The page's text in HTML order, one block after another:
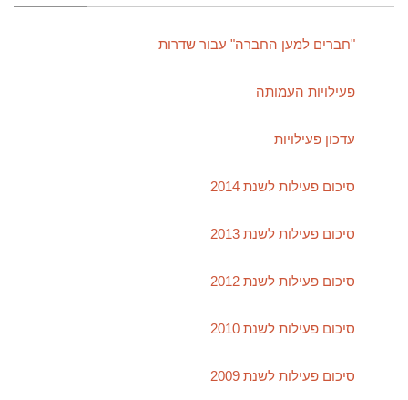
"חברים למען החברה" עבור שדרות
פעילויות העמותה
עדכון פעילויות
סיכום פעילות לשנת 2014
סיכום פעילות לשנת 2013
סיכום פעילות לשנת 2012
סיכום פעילות לשנת 2010
סיכום פעילות לשנת 2009